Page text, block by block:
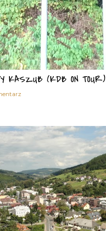
KASZUB (KDB ON TOUR)